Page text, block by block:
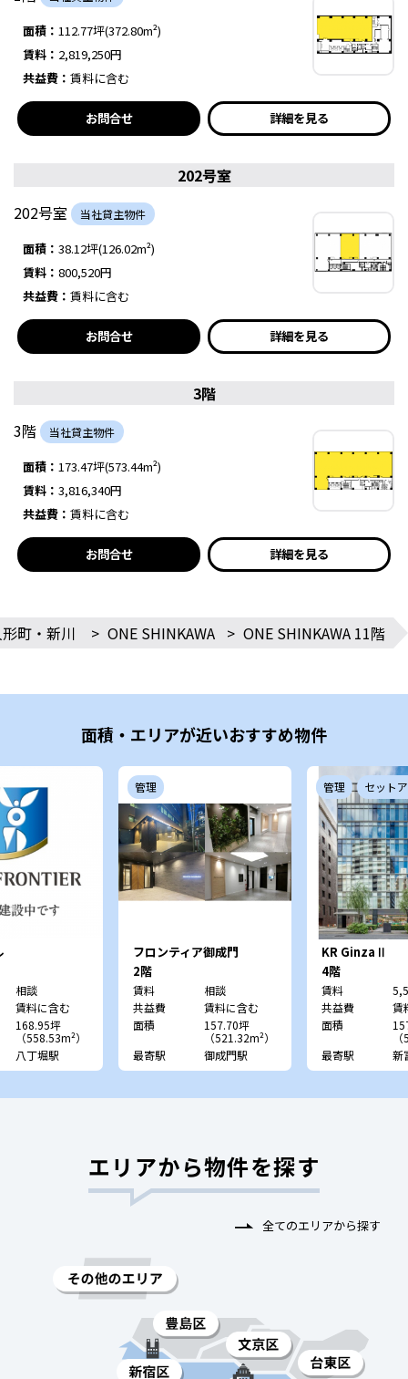
面積： 112.77坪(372.80m²)
賃料： 2,819,250円
共益費： 賃料に含む
お問合せ 詳細を見る
202号室
202号室
当社貸主物件
面積： 38.12坪(126.02m²)
賃料： 800,520円
共益費： 賃料に含む
お問合せ 詳細を見る
3階
3階
当社貸主物件
面積： 173.47坪(573.44m²)
賃料： 3,816,340円
共益費： 賃料に含む
お問合せ 詳細を見る
町・新川 > ONE SHINKAWA > ONE SHINKAWA 11階
面積・エリアが近いおすすめ物件
相談
賃料に含む
168.95坪
（558.53m²）
八丁堀駅
管理
フロンティア御成門
2階
賃料
相談
共益費
賃料に含む
面積
157.70坪
（521.32m²）
最寄駅
御成門駅
管理 セット
KR GinzaⅡ
4階
賃料
共益費
賃
面積
最寄駅
新
エリアから物件を探す
全てのエリアから探す